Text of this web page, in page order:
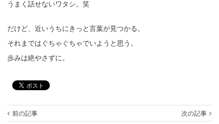
うまく話せないワタシ。笑
だけど、近いうちにきっと言葉が見つかる。
それまではぐちゃぐちゃでいようと思う。
歩みは絶やさずに。
前の記事 次の記事